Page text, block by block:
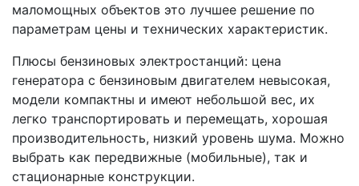
маломощных объектов это лучшее решение по
параметрам цены и технических характеристик.
Плюсы бензиновых электростанций: цена
генератора с бензиновым двигателем невысокая,
модели компактны и имеют небольшой вес, их
легко транспортировать и перемещать, хорошая
производительность, низкий уровень шума. Можно
выбрать как передвижные (мобильные), так и
стационарные конструкции.